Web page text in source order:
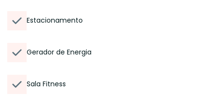
Estacionamento
Gerador de Energia
Sala Fitness